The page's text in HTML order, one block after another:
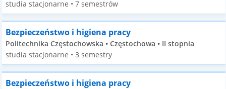
studia stacjonarne • 7 semestrów
Bezpieczeństwo i higiena pracy
Politechnika Częstochowska • Częstochowa • II stopnia
studia stacjonarne • 3 semestry
Bezpieczeństwo i higiena pracy